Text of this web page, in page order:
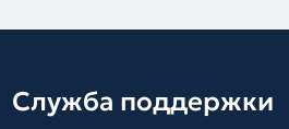
Служба поддержки